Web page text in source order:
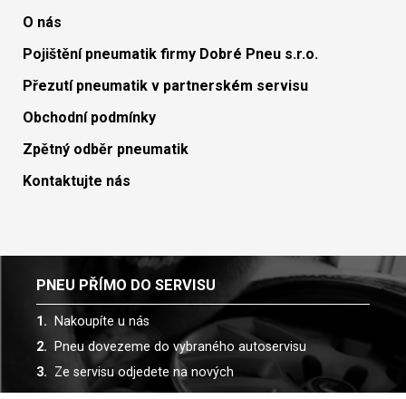
O nás
Pojištění pneumatik firmy Dobré Pneu s.r.o.
Přezutí pneumatik v partnerském servisu
Obchodní podmínky
Zpětný odběr pneumatik
Kontaktujte nás
PNEU PŘÍMO DO SERVISU
Nakoupíte u nás
Pneu dovezeme do vybraného autoservisu
Ze servisu odjedete na nových